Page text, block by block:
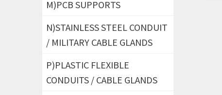
M)PCB SUPPORTS
N)STAINLESS STEEL CONDUIT
/ MILITARY CABLE GLANDS
P)PLASTIC FLEXIBLE
CONDUITS / CABLE GLANDS